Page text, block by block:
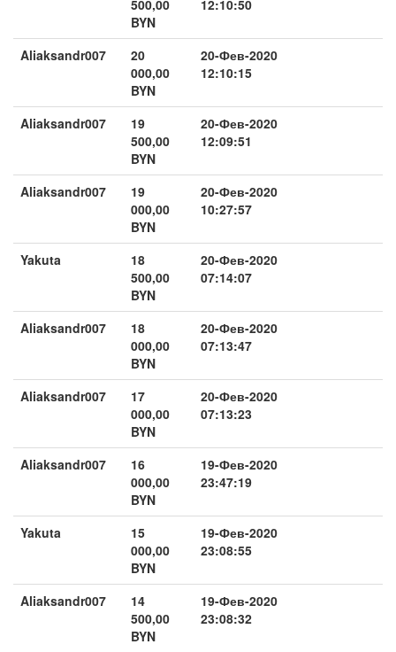
500,00
BYN
12:10:50
Aliaksandr007
20
000,00
BYN
20-Фев-2020
12:10:15
Aliaksandr007
19
500,00
BYN
20-Фев-2020
12:09:51
Aliaksandr007
19
000,00
BYN
20-Фев-2020
10:27:57
Yakuta
18
500,00
BYN
20-Фев-2020
07:14:07
Aliaksandr007
18
000,00
BYN
20-Фев-2020
07:13:47
Aliaksandr007
17
000,00
BYN
20-Фев-2020
07:13:23
Aliaksandr007
16
000,00
BYN
19-Фев-2020
23:47:19
Yakuta
15
000,00
BYN
19-Фев-2020
23:08:55
Aliaksandr007
14
500,00
BYN
19-Фев-2020
23:08:32